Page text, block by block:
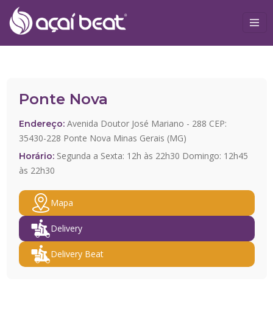
Ponte Nova
Endereço:Avenida Doutor José Mariano - 288 CEP:
35430-228 Ponte Nova Minas Gerais (MG)
Horário:Segunda a Sexta: 12h às 22h30 Domingo: 12h45
às 22h30
Mapa
Delivery
Delivery Beat